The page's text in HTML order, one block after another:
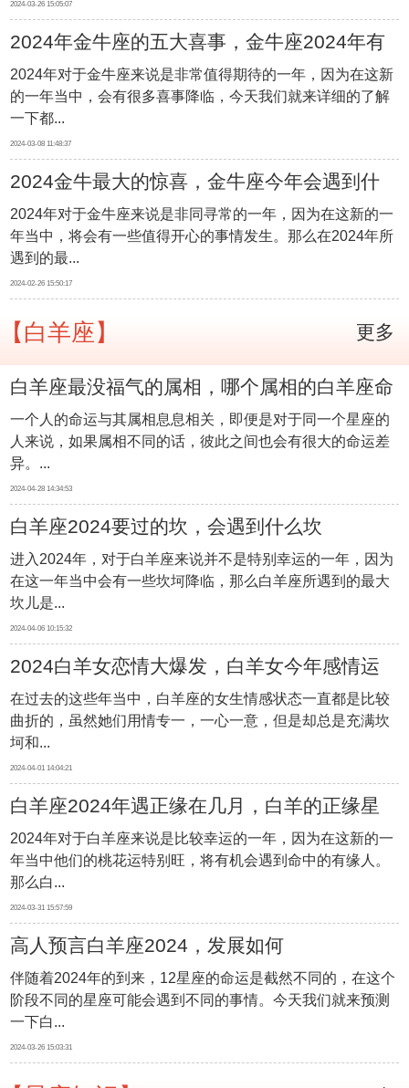
2024-03-26 15:05:07
2024年金牛座的五大喜事，金牛座2024年有
哪五件喜事
2024年对于金牛座来说是非常值得期待的一年，因为在这新
的一年当中，会有很多喜事降临，今天我们就来详细的了解
一下都...
2024-03-08 11:48:37
2024金牛最大的惊喜，金牛座今年会遇到什
么好事
2024年对于金牛座来说是非同寻常的一年，因为在这新的一
年当中，将会有一些值得开心的事情发生。那么在2024年所
遇到的最...
2024-02-26 15:50:17
【白羊座】 更多
白羊座最没福气的属相，哪个属相的白羊座命
不好
一个人的命运与其属相息息相关，即便是对于同一个星座的
人来说，如果属相不同的话，彼此之间也会有很大的命运差
异。...
2024-04-28 14:34:53
白羊座2024要过的坎，会遇到什么坎
进入2024年，对于白羊座来说并不是特别幸运的一年，因为
在这一年当中会有一些坎坷降临，那么白羊座所遇到的最大
坎儿是...
2024-04-06 10:15:32
2024白羊女恋情大爆发，白羊女今年感情运
势怎样
在过去的这些年当中，白羊座的女生情感状态一直都是比较
曲折的，虽然她们用情专一，一心一意，但是却总是充满坎
坷和...
2024-04-01 14:04:21
白羊座2024年遇正缘在几月，白羊的正缘星
座
2024年对于白羊座来说是比较幸运的一年，因为在这新的一
年当中他们的桃花运特别旺，将有机会遇到命中的有缘人。
那么白...
2024-03-31 15:57:59
高人预言白羊座2024，发展如何
伴随着2024年的到来，12星座的命运是截然不同的，在这个
阶段不同的星座可能会遇到不同的事情。今天我们就来预测
一下白...
2024-03-26 15:03:31